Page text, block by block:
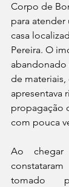
Corpo de
para
casa
Pereira. O
de materiais,
apresentava
propagação
com pouca
Ao
tomado